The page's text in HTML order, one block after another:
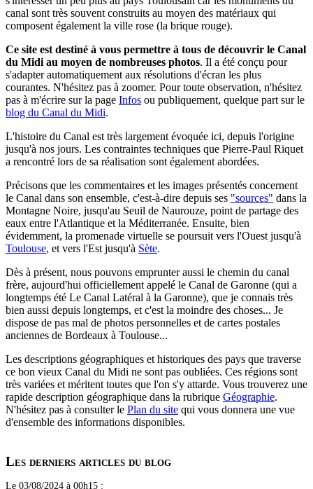
canal sont très souvent construits au moyen des matériaux qui
composent également la ville rose (la brique rouge).
Ce site est destiné à vous permettre à tous de découvrir le Canal
du Midi au moyen de nombreuses photos. Il a été conçu pour
s'adapter automatiquement aux résolutions d'écran les plus
courantes. N'hésitez pas à zoomer. Pour toute observation, n'hésitez
pas à m'écrire sur la page Infos ou publiquement, quelque part sur le
blog du Canal du Midi.
L'histoire du Canal est très largement évoquée ici, depuis l'origine
jusqu'à nos jours. Les contraintes techniques que Pierre-Paul Riquet
a rencontré lors de sa réalisation sont également abordées.
Précisons que les commentaires et les images présentés concernent
le Canal dans son ensemble, c'est-à-dire depuis ses "sources" dans la
Montagne Noire, jusqu'au Seuil de Naurouze, point de partage des
eaux entre l'Atlantique et la Méditerranée. Ensuite, bien
évidemment, la promenade virtuelle se poursuit vers l'Ouest jusqu'à
Toulouse, et vers l'Est jusqu'à Sète.
Dès à présent, nous pouvons emprunter aussi le chemin du canal
frère, aujourd'hui officiellement appelé le Canal de Garonne (qui a
longtemps été Le Canal Latéral à la Garonne), que je connais très
bien aussi depuis longtemps, et c'est la moindre des choses... Je
dispose de pas mal de photos personnelles et de cartes postales
anciennes de Bordeaux à Toulouse...
Les descriptions géographiques et historiques des pays que traverse
ce bon vieux Canal du Midi ne sont pas oubliées. Ces régions sont
très variées et méritent toutes que l'on s'y attarde. Vous trouverez une
rapide description géographique dans la rubrique Géographie.
N'hésitez pas à consulter le Plan du site qui vous donnera une vue
d'ensemble des informations disponibles.
Les derniers articles du blog
Le 03/08/2024 à 00h15 :